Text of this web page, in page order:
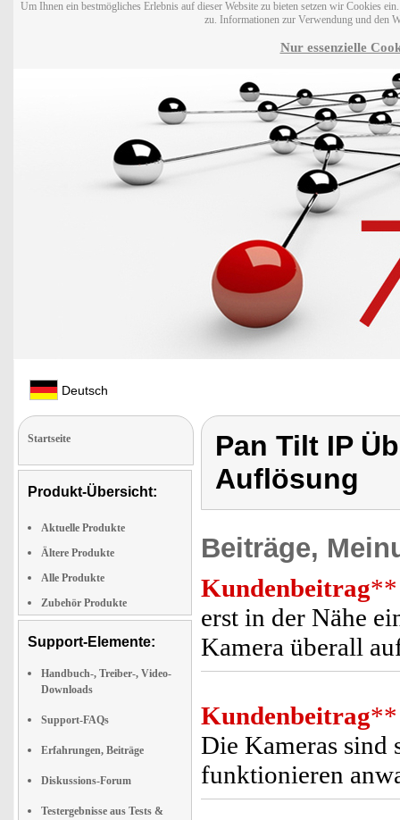
Um Ihnen ein bestmögliches Erlebnis auf dieser Website zu bieten setzen wir Cookies
zu. Informationen zur Verwendung und den
Nur essenzielle
Deutsch
Startseite
Produkt-Übersicht:
Aktuelle Produkte
Ältere Produkte
Alle Produkte
Zubehör Produkte
Support-Elemente:
Handbuch-, Treiber-, Video-
Downloads
Support-FAQs
Erfahrungen, Beiträge
Diskussions-Forum
Testergebnisse aus Tests &
Pan Tilt IP
Auflösung
Beiträge,
Kundenbeitrag**
erst in der Nähe
Kamera überall
Kundenbeitrag**
Die Kameras sind
funktionieren